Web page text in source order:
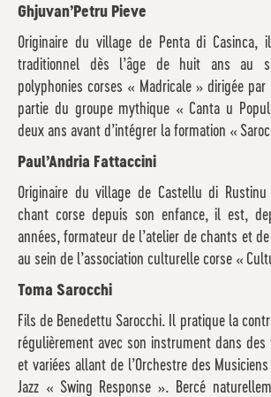
Ghjuvan’Petru Pieve
Originaire du village de Penta di Casinca,
traditionnel dès l’âge de huit ans au
polyphonies corses « Madricale » dirigée
partie du groupe mythique « Canta u
deux ans avant d’intégrer la formation «
Paul’Andria Fattaccini
Originaire du village de Castellu di
chant corse depuis son enfance, il est,
années, formateur de l’atelier de chants et
au sein de l’association culturelle corse «
Toma Sarocchi
Fils de Benedettu Sarocchi. Il pratique la
régulièrement avec son instrument dans des
et variées allant de l’Orchestre des
Jazz « Swing Response ». Bercé